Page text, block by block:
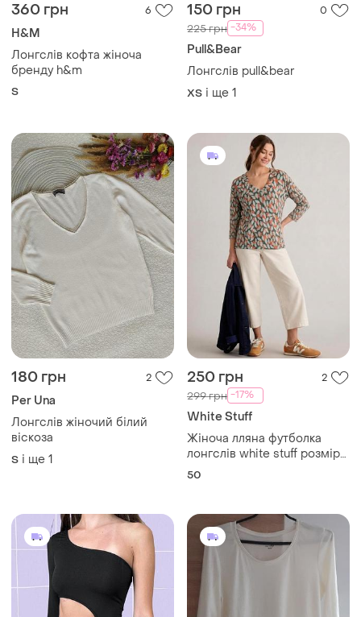
360 грн 6
H&M
Лонгслів кофта жіноча
бренду h&m
S
150 грн 0
225 грн -34%
Pull&Bear
Лонгслів pull&bear
ХS і ще 1
180 грн 2
Per Una
Лонгслів жіночий білий
віскоза
S і ще 1
250 грн 2
299 грн -17%
White Stuff
Жіноча лляна футболка
лонгслів white stuff розмір
16/xl/50
50